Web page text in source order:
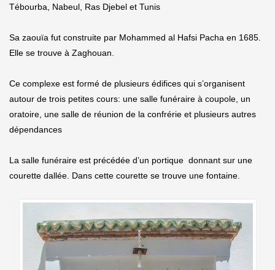
Tébourba, Nabeul, Ras Djebel et Tunis
Sa zaouïa fut construite par Mohammed al Hafsi Pacha en 1685.
Elle se trouve à Zaghouan.
Ce complexe est formé de plusieurs édifices qui s’organisent
autour de trois petites cours: une salle funéraire à coupole, un
oratoire, une salle de réunion de la confrérie et plusieurs autres
dépendances
La salle funéraire est précédée d’un portique donnant sur une
courette dallée. Dans cette courette se trouve une fontaine.